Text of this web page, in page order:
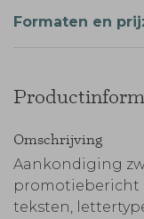
Formaten en
Omschrijving
Aankondiging
promotiebericht
teksten,